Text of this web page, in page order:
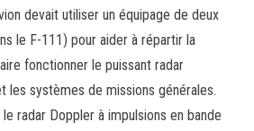
devait utiliser un équipage de deux
le F-111) pour aider à répartir la
fonctionner le puissant radar
les systèmes de missions générales.
radar Doppler à impulsions en bande